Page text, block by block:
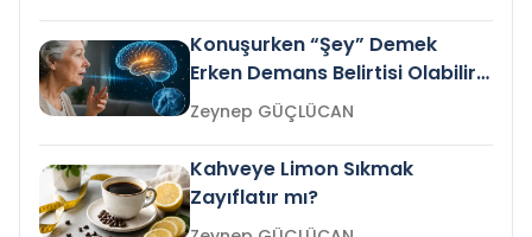
Konuşurken “Şey” Demek
Erken Demans Belirtisi Olabilir
mi?
Zeynep GÜÇLÜCAN
Kahveye Limon Sıkmak
Zayıflatır mı?